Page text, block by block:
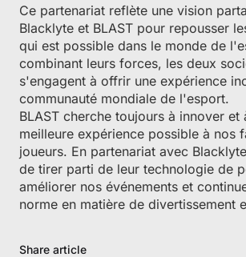
Ce partenariat reflète une vision
Blacklyte et BLAST pour repousser
qui est possible dans le monde de
combinant leurs forces, les deux
s'engagent à offrir une expérience
communauté mondiale de l'esport.
BLAST cherche toujours à innover et
meilleure expérience possible à nos
joueurs. En partenariat avec
de tirer parti de leur technologie de
améliorer nos événements et
norme en matière de divertissement
Share article